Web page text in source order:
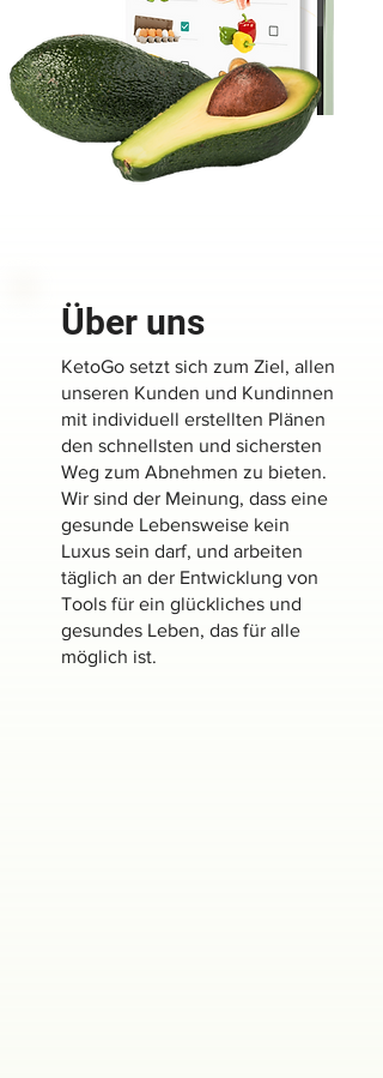
Über uns
KetoGo setzt sich zum Ziel, allen
unseren Kunden und Kundinnen
mit individuell erstellten Plänen
den schnellsten und sichersten
Weg zum Abnehmen zu bieten.
Wir sind der Meinung, dass eine
gesunde Lebensweise kein
Luxus sein darf, und arbeiten
täglich an der Entwicklung von
Tools für ein glückliches und
gesundes Leben, das für alle
möglich ist.